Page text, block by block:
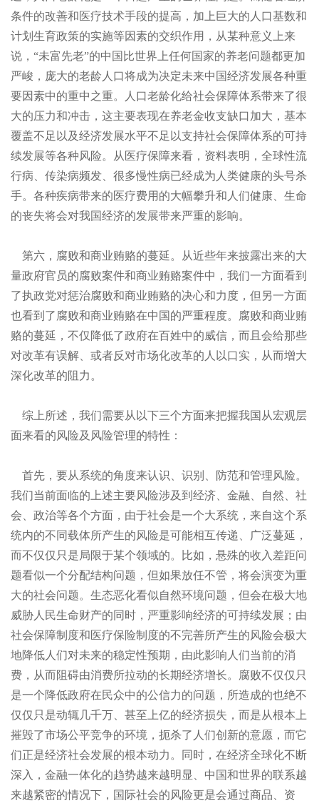
条件的改善和医疗技术手段的提高，加上巨大的人口基数和
计划生育政策的实施等因素的交织作用，从某种意义上来
说，“未富先老”的中国比世界上任何国家的养老问题都更加
严峻，庞大的老龄人口将成为决定未来中国经济发展各种重
要因素中的重中之重。人口老龄化给社会保障体系带来了很
大的压力和冲击，这主要表现在养老金收支缺口加大，基本
覆盖不足以及经济发展水平不足以支持社会保障体系的可持
续发展等各种风险。从医疗保障来看，资料表明，全球性流
行病、传染病频发、很多慢性病已经成为人类健康的头号杀
手。各种疾病带来的医疗费用的大幅攀升和人们健康、生命
的丧失将会对我国经济的发展带来严重的影响。
第六，腐败和商业贿赂的蔓延。从近些年来披露出来的大
量政府官员的腐败案件和商业贿赂案件中，我们一方面看到
了执政党对惩治腐败和商业贿赂的决心和力度，但另一方面
也看到了腐败和商业贿赂在中国的严重程度。腐败和商业贿
赂的蔓延，不仅降低了政府在百姓中的威信，而且会给那些
对改革有误解、或者反对市场化改革的人以口实，从而增大
深化改革的阻力。
综上所述，我们需要从以下三个方面来把握我国从宏观层
面来看的风险及风险管理的特性：
首先，要从系统的角度来认识、识别、防范和管理风险。
我们当前面临的上述主要风险涉及到经济、金融、自然、社
会、政治等各个方面，由于社会是一个大系统，来自这个系
统内的不同载体所产生的风险是可能相互传递、广泛蔓延，
而不仅仅只是局限于某个领域的。比如，悬殊的收入差距问
题看似一个分配结构问题，但如果放任不管，将会演变为重
大的社会问题。生态恶化看似自然环境问题，但会在极大地
威胁人民生命财产的同时，严重影响经济的可持续发展；由
社会保障制度和医疗保险制度的不完善所产生的风险会极大
地降低人们对未来的稳定性预期，由此影响人们当前的消
费，从而阻碍由消费所拉动的长期经济增长。腐败不仅仅只
是一个降低政府在民众中的公信力的问题，所造成的也绝不
仅仅只是动辄几千万、甚至上亿的经济损失，而是从根本上
摧毁了市场公平竞争的环境，扼杀了人们创新的意愿，而它
们正是经济社会发展的根本动力。同时，在经济全球化不断
深入，金融一体化的趋势越来越明显、中国和世界的联系越
来越紧密的情况下，国际社会的风险更是会通过商品、资